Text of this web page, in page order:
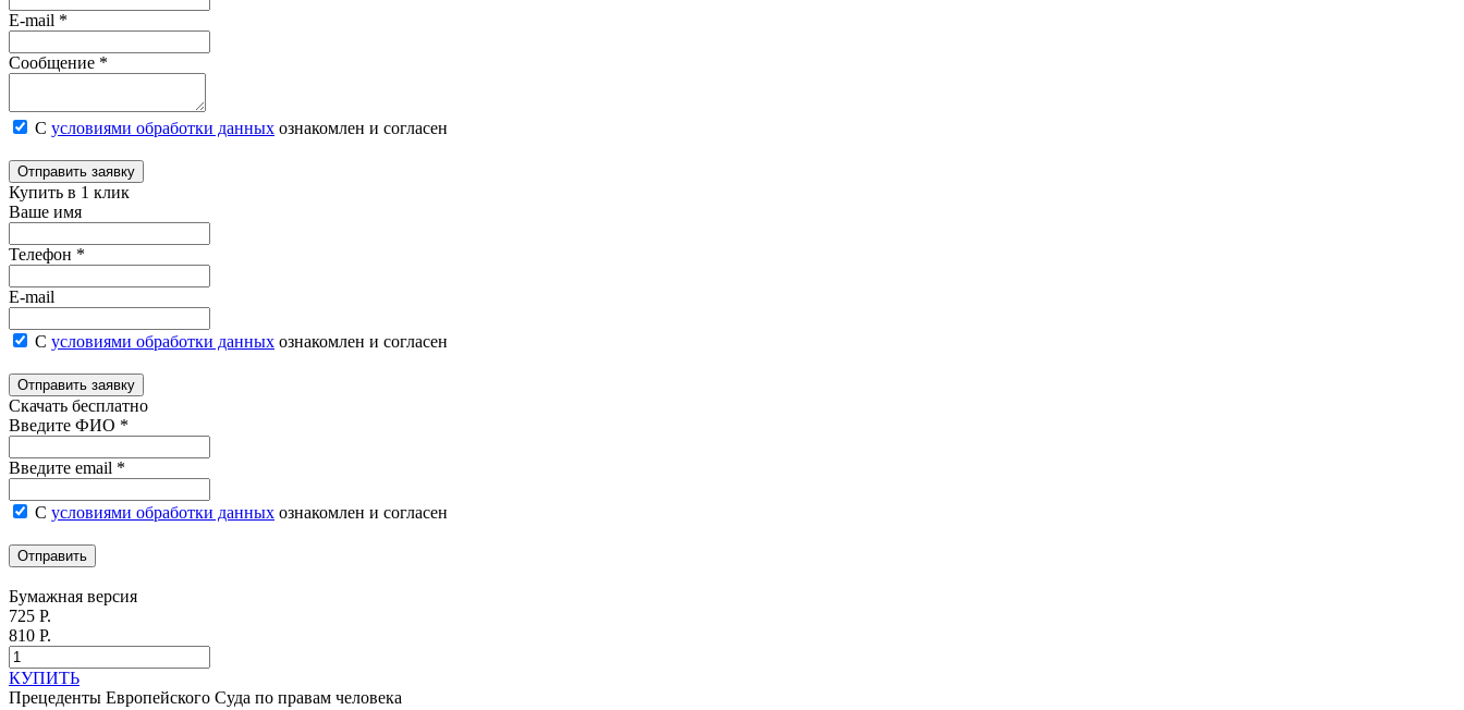
E-mail *
Сообщение *
С условиями обработки данных ознакомлен и согласен
Отправить заявку
Купить в 1 клик
Ваше имя
Телефон *
E-mail
С условиями обработки данных ознакомлен и согласен
Отправить заявку
Скачать бесплатно
Введите ФИО *
Введите email *
С условиями обработки данных ознакомлен и согласен
Отправить
Бумажная версия
725 Р.
810 Р.
КУПИТЬ
Прецеденты Европейского Суда по правам человека